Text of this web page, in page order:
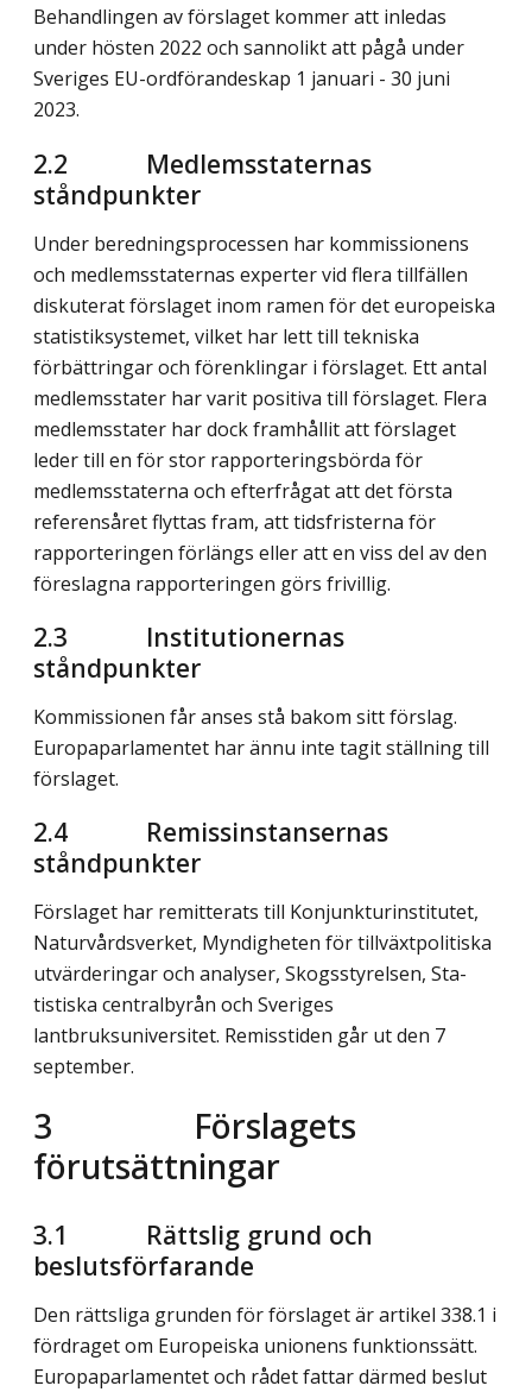
Behandlingen av förslaget kommer att inledas
under hösten 2022 och sanno­likt att pågå under
Sveriges EU-ordförandeskap 1 januari - 30 juni
2023.
2.2 Medlemsstaternas
ståndpunkter
Under beredningsprocessen har kommissionens
och medlemsstaternas exper­ter vid flera tillfällen
diskuterat förslaget inom ramen för det europeiska
statistiksystemet, vilket har lett till tekniska
förbättringar och förenklingar i förslaget. Ett antal
medlemsstater har varit positiva till förslaget. Flera
med­lemsstater har dock framhållit att förslaget
leder till en för stor rapporterings­börda för
medlemsstaterna och efterfrågat att det första
referensåret flyttas fram, att tidsfristerna för
rapporteringen förlängs eller att en viss del av den
föreslagna rapporteringen görs frivillig.
2.3 Institutionernas
ståndpunkter
Kommissionen får anses stå bakom sitt förslag.
Europaparlamentet har ännu inte tagit ställning till
förslaget.
2.4 Remissinstansernas
ståndpunkter
Förslaget har remitterats till Konjunkturinstitutet,
Naturvårdsverket, Myndig­heten för tillväxtpolitiska
utvärderingar och analyser, Skogsstyrelsen, Sta­
tistiska centralbyrån och Sveriges
lantbruksuniversitet. Remisstiden går ut den 7
september.
3 Förslagets
förutsättningar
3.1 Rättslig grund och
beslutsförfarande
Den rättsliga grunden för förslaget är artikel 338.1 i
fördraget om Europeiska unionens funktionssätt.
Europaparlamentet och rådet fattar därmed beslut